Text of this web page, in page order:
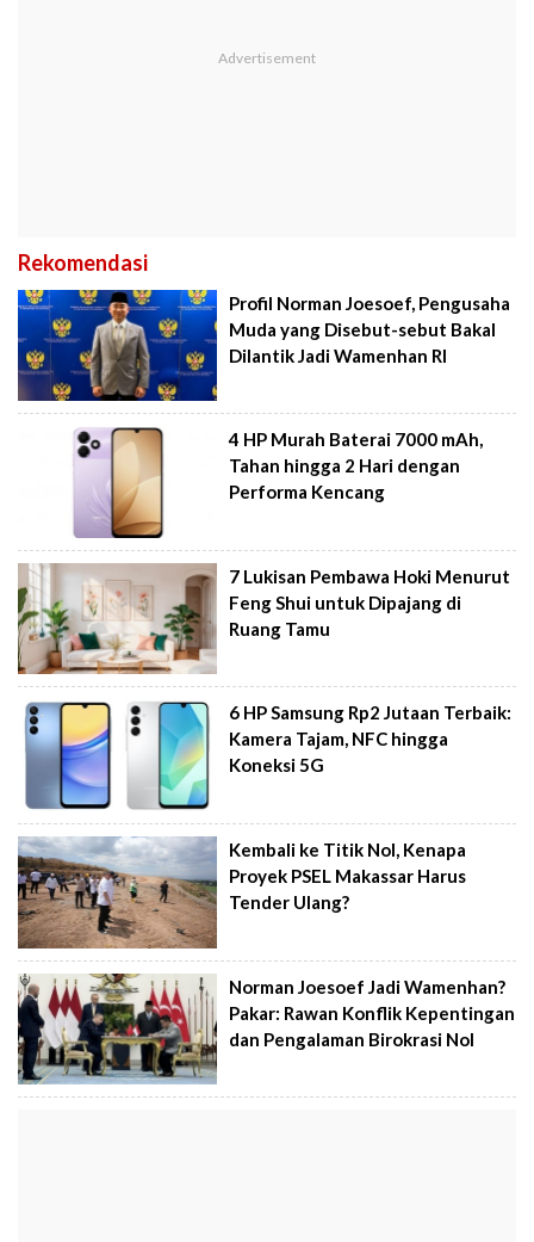
Rekomendasi
Profil Norman Joesoef, Pengusaha
Muda yang Disebut-sebut Bakal
Dilantik Jadi Wamenhan RI
4 HP Murah Baterai 7000 mAh,
Tahan hingga 2 Hari dengan
Performa Kencang
7 Lukisan Pembawa Hoki Menurut
Feng Shui untuk Dipajang di
Ruang Tamu
6 HP Samsung Rp2 Jutaan Terbaik:
Kamera Tajam, NFC hingga
Koneksi 5G
Kembali ke Titik Nol, Kenapa
Proyek PSEL Makassar Harus
Tender Ulang?
Norman Joesoef Jadi Wamenhan?
Pakar: Rawan Konflik Kepentingan
dan Pengalaman Birokrasi Nol